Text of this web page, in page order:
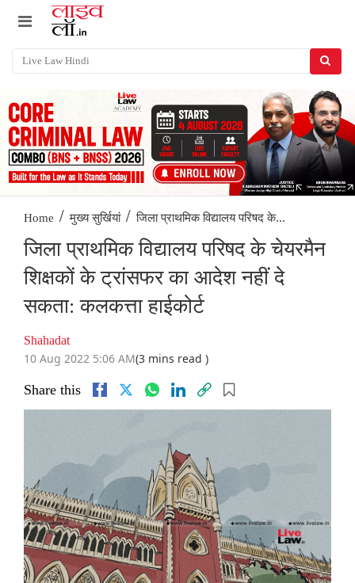
Home / मुख्य सुर्खियां / जिला प्राथमिक विद्यालय परिषद के...
जिला प्राथमिक विद्यालय परिषद के चेयरमैन
शिक्षकों के ट्रांसफर का आदेश नहीं दे
सकता: कलकत्ता हाईकोर्ट
Shahadat
10 Aug 2022 5:06 AM(3 mins read )
Share this